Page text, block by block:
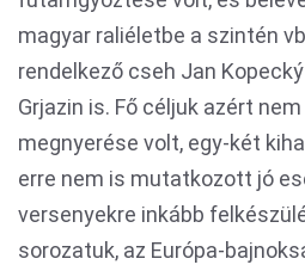
magyar raliéletbe a szintén
rendelkező cseh Jan
Grjazin is. Fő céljuk azért
megnyerése volt, egy-két
erre nem is mutatkozott jó
versenyekre inkább
sorozatuk, az Európa-